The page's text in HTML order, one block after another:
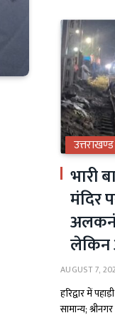
उत्तराखण्ड
भारी
मंदिर
लेकिन
AUGUST 7,
हरिद्वार में
सामान्य;